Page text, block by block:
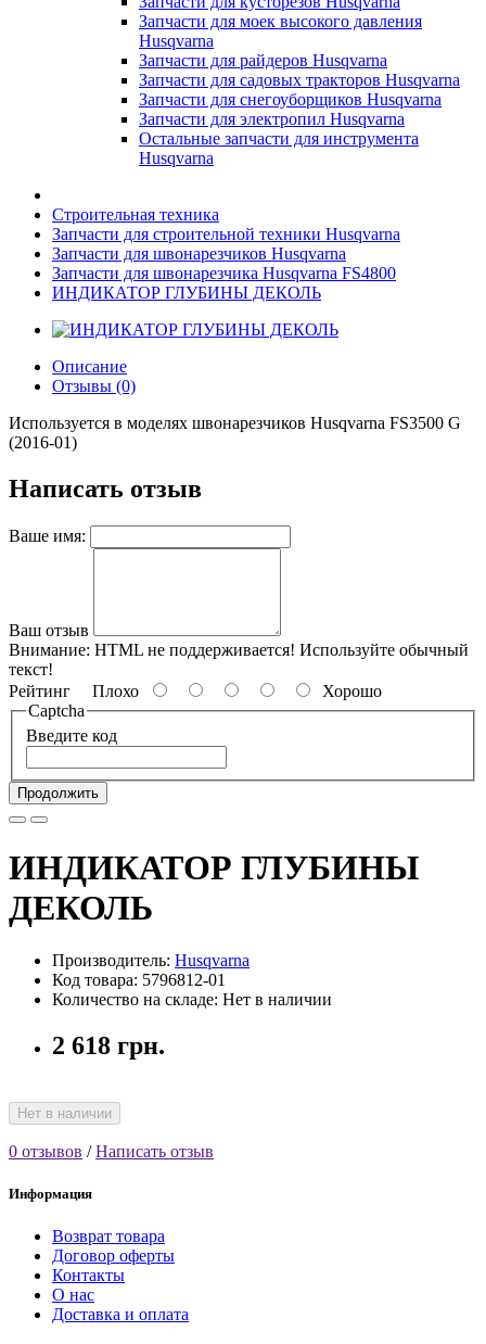
Запчасти для моек высокого давления
Husqvarna
Запчасти для райдеров Husqvarna
Запчасти для садовых тракторов Husqvarna
Запчасти для снегоуборщиков Husqvarna
Запчасти для электропил Husqvarna
Остальные запчасти для инструмента
Husqvarna
Строительная техника
Запчасти для строительной техники Husqvarna
Запчасти для швонарезчиков Husqvarna
Запчасти для швонарезчика Husqvarna FS4800
ИНДИКАТОР ГЛУБИНЫ ДЕКОЛЬ
Описание
Отзывы (0)
Используется в моделях швонарезчиков Husqvarna FS3500 G
(2016-01)
Написать отзыв
Ваше имя:
Ваш отзыв
Внимание: HTML не поддерживается! Используйте обычный
текст!
Рейтинг Плохо
Хорошо
Captcha
Введите код
Продолжить
ИНДИКАТОР ГЛУБИНЫ
ДЕКОЛЬ
Производитель: Husqvarna
Код товара: 5796812-01
Количество на складе: Нет в наличии
2 618 грн.
Нет в наличии
0 отзывов /Написать отзыв
Информация
Возврат товара
Договор оферты
Контакты
О нас
Доставка и оплата